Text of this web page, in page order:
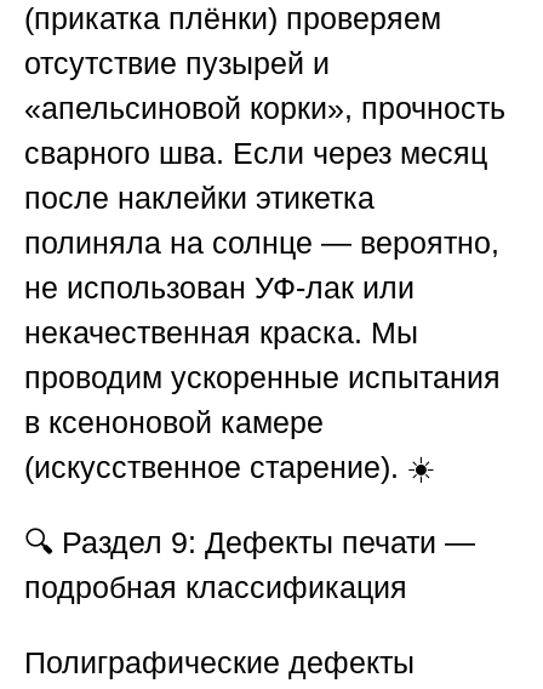
(прикатка плёнки) проверяем
отсутствие пузырей и
«апельсиновой корки», прочность
сварного шва. Если через месяц
после наклейки этикетка
полиняла на солнце — вероятно,
не использован УФ-лак или
некачественная краска. Мы
проводим ускоренные испытания
в ксеноновой камере
(искусственное старение). ☀️
🔍 Раздел 9: Дефекты печати —
подробная классификация
Полиграфические дефекты